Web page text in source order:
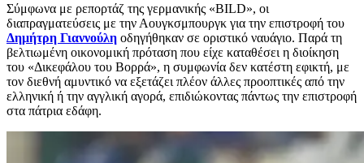
Σύμφωνα με ρεπορτάζ της γερμανικής «BILD», οι
διαπραγματεύσεις με την Αουγκσμπουργκ για την επιστροφή του
Δημήτρη Γιαννούλη οδηγήθηκαν σε οριστικό ναυάγιο. Παρά τη
βελτιωμένη οικονομική πρόταση που είχε καταθέσει η διοίκηση
του «Δικεφάλου του Βορρά», η συμφωνία δεν κατέστη εφικτή, με
τον διεθνή αμυντικό να εξετάζει πλέον άλλες προοπτικές από την
ελληνική ή την αγγλική αγορά, επιδιώκοντας πάντως την επιστροφή
στα πάτρια εδάφη.